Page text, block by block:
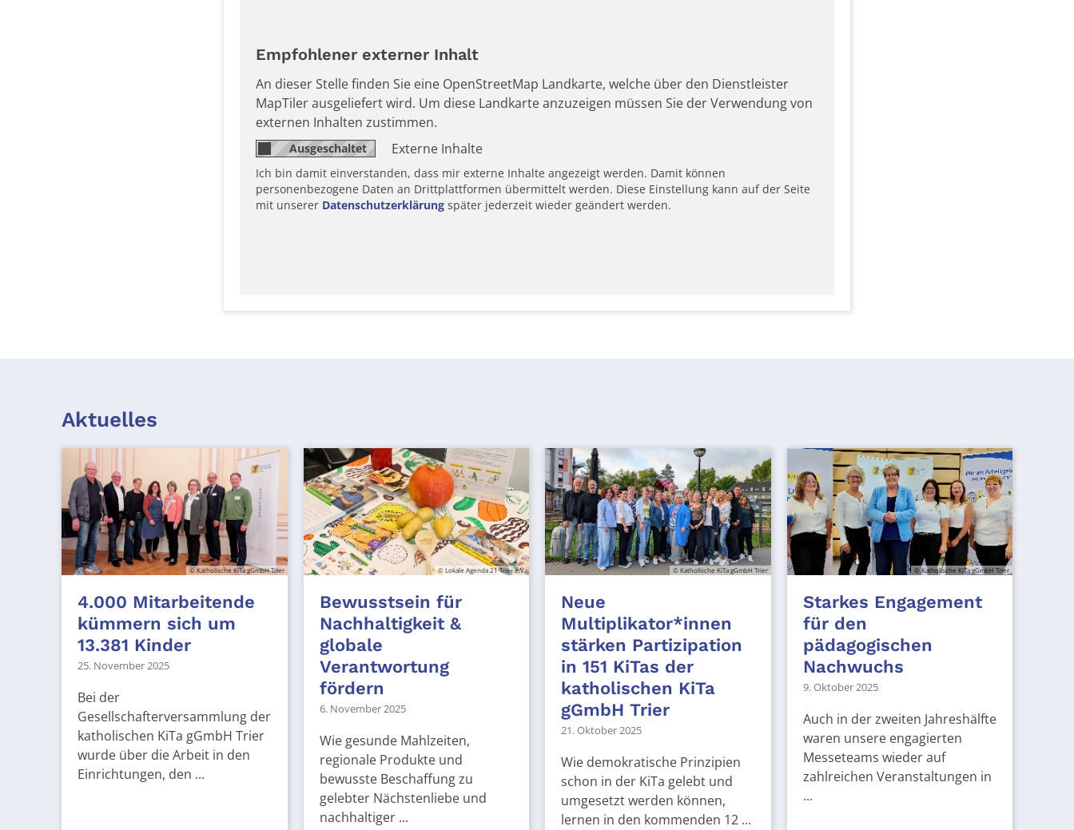
Empfohlener externer Inhalt
An dieser Stelle finden Sie eine OpenStreetMap Landkarte, welche über den Dienstleister
MapTiler ausgeliefert wird. Um diese Landkarte anzuzeigen müssen Sie der Verwendung von
externen Inhalten zustimmen.
Externe Inhalte
Ich bin damit einverstanden, dass mir externe Inhalte angezeigt werden. Damit können
personenbezogene Daten an Drittplattformen übermittelt werden. Diese Einstellung kann auf der Seite
mit unserer Datenschutzerklärung später jederzeit wieder geändert werden.
Aktuelles
© Katholische KiTa gGmbH Trier
4.000 Mitarbeitende
kümmern sich um
13.381 Kinder
25. November 2025
Bei der
Gesellschafterversammlung der
katholischen KiTa gGmbH Trier
wurde über die Arbeit in den
Einrichtungen, den ...
© Lokale Agenda 21 Trier e.V.
Bewusstsein für
Nachhaltigkeit &
globale
Verantwortung
fördern
6. November 2025
Wie gesunde Mahlzeiten,
regionale Produkte und
bewusste Beschaffung zu
gelebter Nächstenliebe und
nachhaltiger ...
© Katholische KiTa gGmbH Trier
Neue
Multiplikator*innen
stärken Partizipation
in 151 KiTas der
katholischen KiTa
gGmbH Trier
21. Oktober 2025
Wie demokratische Prinzipien
schon in der KiTa gelebt und
umgesetzt werden können,
lernen in den kommenden 12 ...
© Katholische KiTa gGmbH Trier
Starkes Engagement
für den
pädagogischen
Nachwuchs
9. Oktober 2025
Auch in der zweiten Jahreshälfte
waren unsere engagierten
Messeteams wieder auf
zahlreichen Veranstaltungen in
...